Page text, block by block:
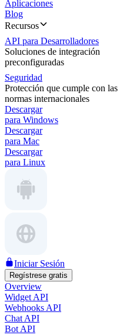
Aplicaciones
Blog
Recursos
API para Desarrolladores
Soluciones de integración
preconfiguradas
Seguridad
Protección que cumple con las
normas internacionales
Descargar
para Windows
Descargar
para Mac
Descargar
para Linux
Iniciar Sesión
Regístrese gratis
Overview
Widget API
Webhooks API
Chat API
Bot API